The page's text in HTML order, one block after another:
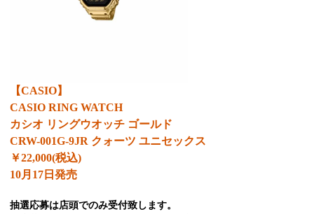
【CASIO】
CASIO RING WATCH
カシオ リングウオッチ ゴールド
CRW-001G-9JR クォーツ ユニセックス
￥22,000(税込)
10月17日発売
抽選応募は店頭でのみ受付致します。